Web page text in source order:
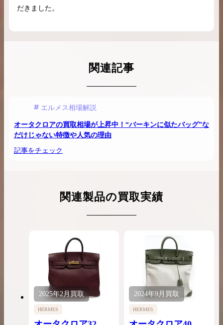
だきました。
関連記事
エルメス相場解説
オータクロアの買取相場が上昇中！“バーキンに似たバッグ”な
だけじゃない特徴や人気の理由
記事をチェック
関連製品の買取実績
2025年2月買取
HERMES
2024年9月 買取
HERMES